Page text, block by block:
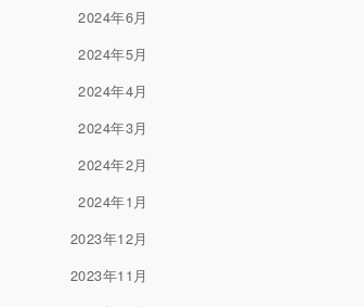
2024年6月
2024年5月
2024年4月
2024年3月
2024年2月
2024年1月
2023年12月
2023年11月